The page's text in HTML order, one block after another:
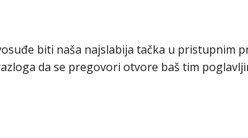
biti naša najslabija tačka u pristupnim
da se pregovori otvore baš tim